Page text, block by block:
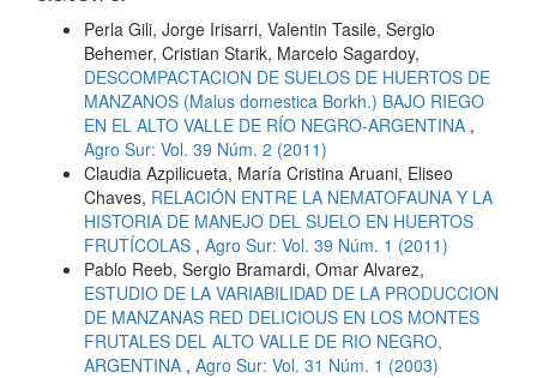
Perla Gili, Jorge Irisarri, Valentin Tasile, Sergio
Behemer, Cristian Starik, Marcelo Sagardoy,
DESCOMPACTACION DE SUELOS DE HUERTOS DE
MANZANOS (Malus domestica Borkh.) BAJO RIEGO
EN EL ALTO VALLE DE RÍO NEGRO-ARGENTINA ,
Agro Sur: Vol. 39 Núm. 2 (2011)
Claudia Azpilicueta, María Cristina Aruani, Eliseo
Chaves, RELACIÓN ENTRE LA NEMATOFAUNA Y LA
HISTORIA DE MANEJO DEL SUELO EN HUERTOS
FRUTÍCOLAS , Agro Sur: Vol. 39 Núm. 1 (2011)
Pablo Reeb, Sergio Bramardi, Omar Alvarez,
ESTUDIO DE LA VARIABILIDAD DE LA PRODUCCION
DE MANZANAS RED DELICIOUS EN LOS MONTES
FRUTALES DEL ALTO VALLE DE RIO NEGRO,
ARGENTINA , Agro Sur: Vol. 31 Núm. 1 (2003)